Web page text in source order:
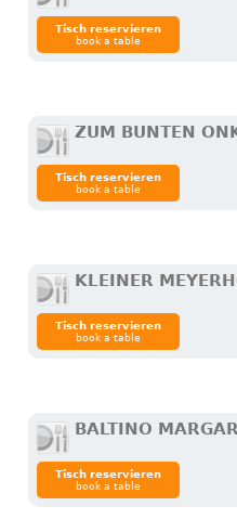
Tisch reservieren
book a table
ZUM BUNTEN
Tisch reservieren
book a table
KLEINER
Tisch reservieren
book a table
BALTINO
Tisch reservieren
book a table